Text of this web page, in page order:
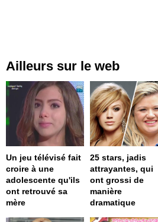
Ailleurs sur le web
Un jeu télévisé fait
croire à une
adolescente qu'ils
ont retrouvé sa
mère
25 stars, jadis
attrayantes, qui
ont grossi de
manière
dramatique